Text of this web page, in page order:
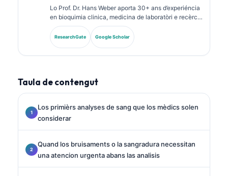
Lo Prof. Dr. Hans Weber aporta 30+ ans d’experiéncia
en bioquimia clinica, medicina de laboratòri e recèrca
sus biomarcadors. Ancià President de la Societat
Alemana de Quimia Clinica, se especializa dins
l’analisi de panèls diagnostics, la standardizacion dels
ResearchGate Google Scholar
Taula de contengut
Los primièrs analyses de sang que los mèdics solen
considerar
Quand los bruisaments o la sangradura necessitan
una atencion urgenta abans las analisis